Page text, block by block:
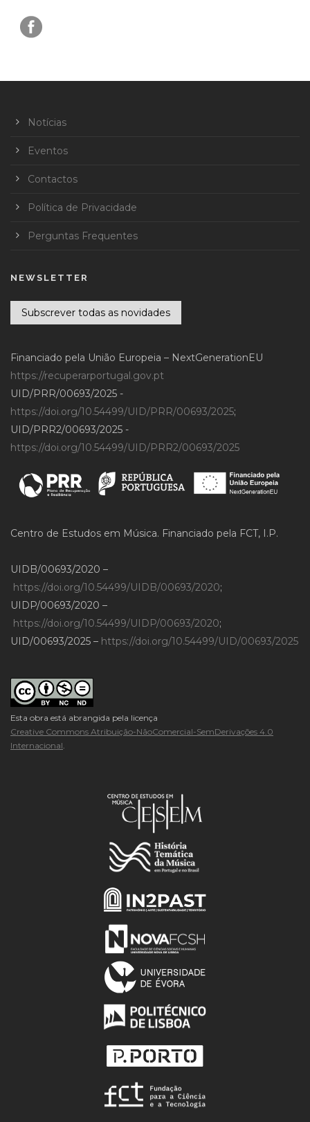
Notícias
Eventos
Contactos
Política de Privacidade
Perguntas Frequentes
NEWSLETTER
Subscrever todas as novidades
Financiado pela União Europeia – NextGenerationEU
https://recuperarportugal.gov.pt
UID/PRR/00693/2025 -
https://doi.org/10.54499/UID/PRR/00693/2025;
UID/PRR2/00693/2025 -
https://doi.org/10.54499/UID/PRR2/00693/2025
Centro de Estudos em Música. Financiado pela FCT, I.P.
UIDB/00693/2020 –
https://doi.org/10.54499/UIDB/00693/2020;
UIDP/00693/2020 –
https://doi.org/10.54499/UIDP/00693/2020;
UID/00693/2025 – https://doi.org/10.54499/UID/00693/2025
Esta obra está abrangida pela licença
Creative Commons Atribuição-NãoComercial-SemDerivações 4.0
Internacional.